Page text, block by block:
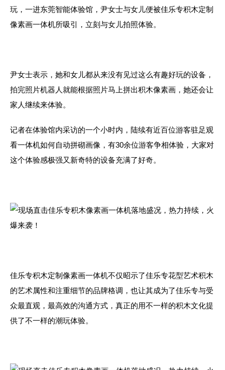
玩，一进东莞智能体验馆，尹女士与女儿便被佳乐专积木定制
像素画一体机所吸引，立刻与女儿拍照体验。
尹女士表示，她和女儿都从来没有见过这么有趣好玩的设备，
拍完照片机器人就能根据照片马上拼出积木像素画，她还会让
家人继续来体验。
记者在体验馆内采访的一个小时内，陆续有近百位游客驻足观
看一体机如何自动拼砌画像，有30余位游客争相体验，大家对
这个体验感极强又新奇特的设备充满了好奇。
佳乐专积木定制像素画一体机不仅昭示了佳乐专花型艺术积木
的艺术属性和注重细节的品牌格调，也让其成为了佳乐专与受
众最直观，最高效的沟通方式，真正的用不一样的积木文化提
供了不一样的潮玩体验。